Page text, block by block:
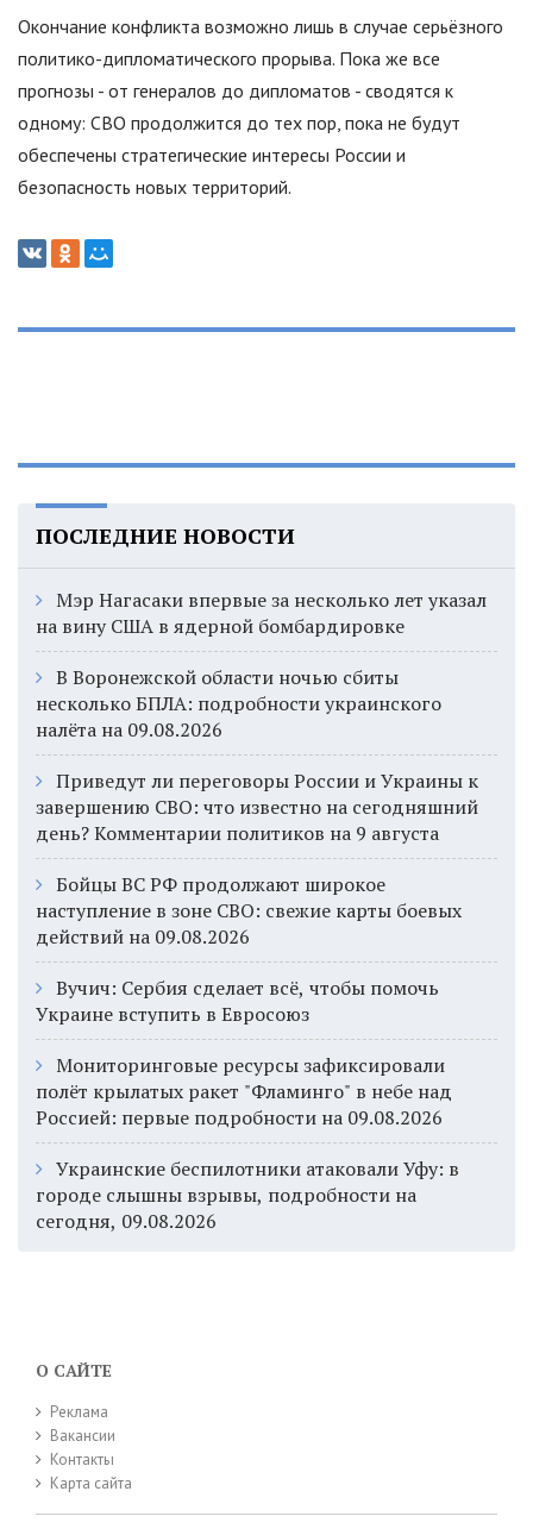
Окончание конфликта возможно лишь в случае серьёзного
политико-дипломатического прорыва. Пока же все
прогнозы - от генералов до дипломатов - сводятся к
одному: СВО продолжится до тех пор, пока не будут
обеспечены стратегические интересы России и
безопасность новых территорий.
ПОСЛЕДНИЕ НОВОСТИ
Мэр Нагасаки впервые за несколько лет указал
на вину США в ядерной бомбардировке
В Воронежской области ночью сбиты
несколько БПЛА: подробности украинского
налёта на 09.08.2026
Приведут ли переговоры России и Украины к
завершению СВО: что известно на сегодняшний
день? Комментарии политиков на 9 августа
Бойцы ВС РФ продолжают широкое
наступление в зоне СВО: свежие карты боевых
действий на 09.08.2026
Вучич: Сербия сделает всё, чтобы помочь
Украине вступить в Евросоюз
Мониторинговые ресурсы зафиксировали
полёт крылатых ракет "Фламинго" в небе над
Россией: первые подробности на 09.08.2026
Украинские беспилотники атаковали Уфу: в
городе слышны взрывы, подробности на
сегодня, 09.08.2026
О САЙТЕ
Реклама
Вакансии
Контакты
Карта сайта